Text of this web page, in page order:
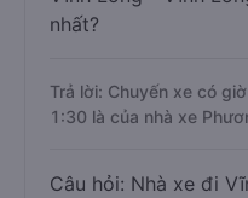
nhất?
Trả lời: Chuyến xe có
1:30 là của nhà xe
Câu hỏi: Nhà xe đi